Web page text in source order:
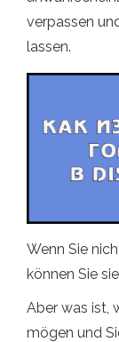
verpassen
lassen.
Wenn Sie
können Sie
Aber was ist,
mögen und